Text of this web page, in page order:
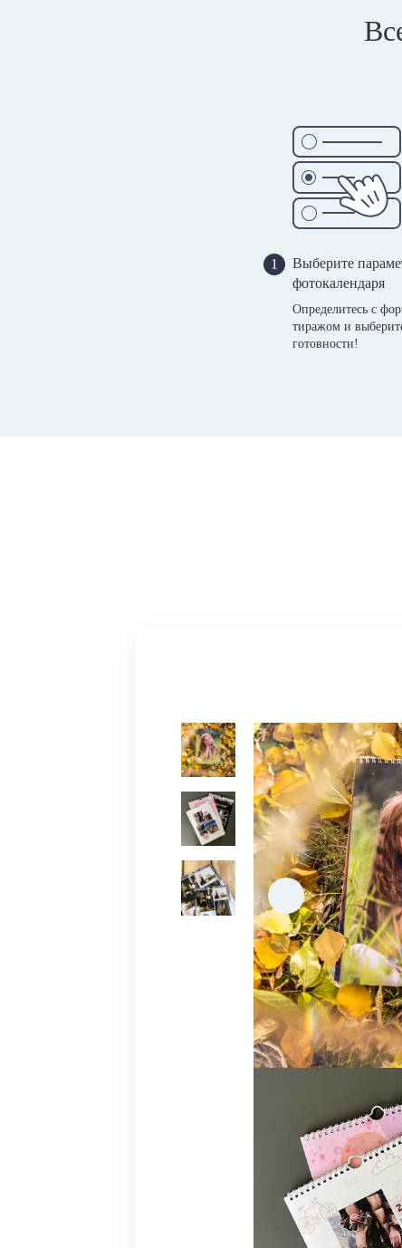
1
Выберите
фотокалендаря
Определитесь с
тиражом и
готовности!